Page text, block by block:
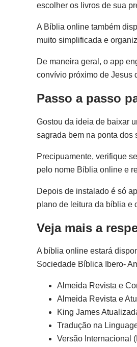
escolher os livros de sua
A Bíblia online também
muito simplificada e
De maneira geral, o app
convívio próximo de Jesus
Passo a passo
Gostou da ideia de baixar
sagrada bem na ponta dos
Precipuamente, verifique
pelo nome Bíblia online e
Depois de instalado é só
plano de leitura da bíblia e
Veja mais a
A bíblia online estará
Sociedade Bíblica Ibero-
Almeida Revista e
Almeida Revista e
King James
Tradução na
Versão Internacional